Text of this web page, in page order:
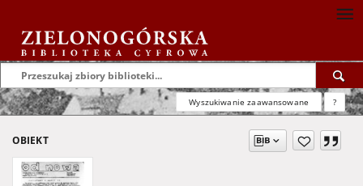
Wyszukiwanie zaawansowane ?
OBIEKT